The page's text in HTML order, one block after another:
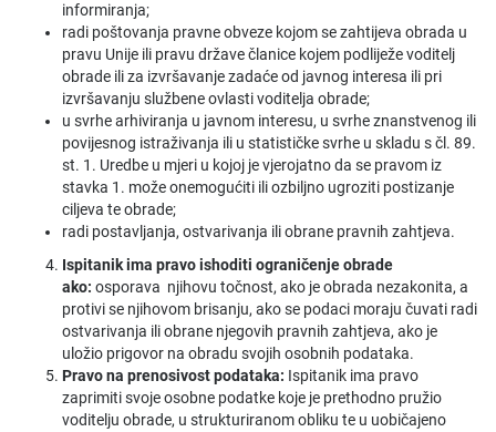
informiranja;
radi poštovanja pravne obveze kojom se zahtijeva obrada u
pravu Unije ili pravu države članice kojem podliježe voditelj
obrade ili za izvršavanje zadaće od javnog interesa ili pri
izvršavanju službene ovlasti voditelja obrade;
u svrhe arhiviranja u javnom interesu, u svrhe znanstvenog ili
povijesnog istraživanja ili u statističke svrhe u skladu s čl. 89.
st. 1. Uredbe u mjeri u kojoj je vjerojatno da se pravom iz
stavka 1. može onemogućiti ili ozbiljno ugroziti postizanje
ciljeva te obrade;
radi postavljanja, ostvarivanja ili obrane pravnih zahtjeva.
Ispitanik ima pravo ishoditi ograničenje obrade
ako: osporava njihovu točnost, ako je obrada nezakonita, a
protivi se njihovom brisanju, ako se podaci moraju čuvati radi
ostvarivanja ili obrane njegovih pravnih zahtjeva, ako je
uložio prigovor na obradu svojih osobnih podataka.
Pravo na prenosivost podataka: Ispitanik ima pravo
zaprimiti svoje osobne podatke koje je prethodno pružio
voditelju obrade, u strukturiranom obliku te u uobičajeno